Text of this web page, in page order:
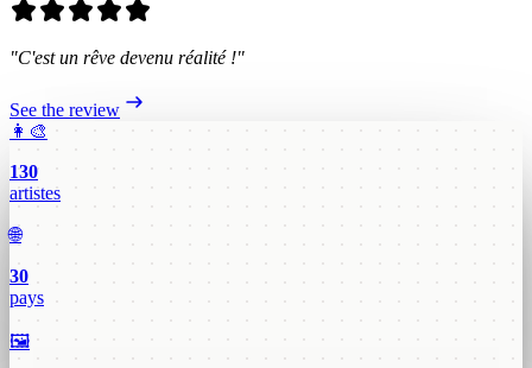
"C'est un rêve devenu réalité !"
See the review
👩‍🎨
130
artistes
🌐
30
pays
🖼️